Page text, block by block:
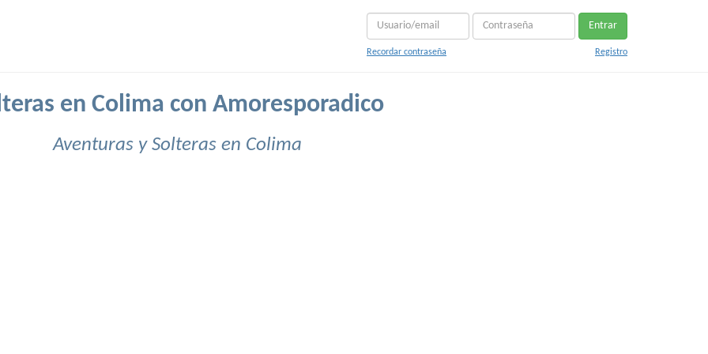
Entrar
Recordar contraseña Registro
en Colima con Amoresporadico
Aventuras y Solteras en Colima